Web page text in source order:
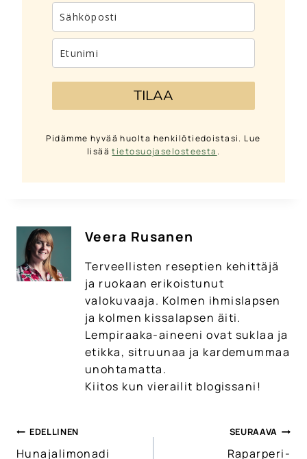
TILAA
Pidämme hyvää huolta henkilötiedoistasi. Lue
lisäätietosuojaselosteesta .
Veera Rusanen
Terveellisten reseptien kehittäjä
ja ruokaan erikoistunut
valokuvaaja. Kolmen ihmislapsen
ja kolmen kissalapsen äiti.
Lempiraaka-aineeni ovat suklaa ja
etikka, sitruunaa ja kardemummaa
unohtamatta.
Kiitos kun vierailit blogissani!
Artikkelien
EDELLINEN
Hunajalimonadi
SEURAAVA
Raparperi-